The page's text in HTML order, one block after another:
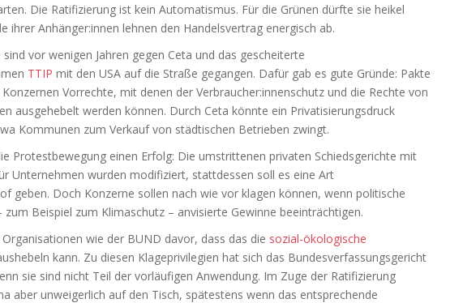
Die Ratifizierung ist kein Automatismus. Für die Grünen dürfte sie heikel
ihrer Anhänger:innen lehnen den Handelsvertrag energisch ab.
vor wenigen Jahren gegen Ceta und das gescheiterte
TTIP mit den USA auf die Straße gegangen. Dafür gab es gute Gründe: Pakte
Vorrechte, mit denen der Verbraucher:innenschutz und die Rechte von
ausgehebelt werden können. Durch Ceta könnte ein Privatisierungsdruck
Kommunen zum Verkauf von städtischen Betrieben zwingt.
Protestbewegung einen Erfolg: Die umstrittenen privaten Schiedsgerichte mit
Unternehmen wurden modifiziert, stattdessen soll es eine Art
geben. Doch Konzerne sollen nach wie vor klagen können, wenn politische
zum Beispiel zum Klimaschutz – anvisierte Gewinne beeinträchtigen.
wie der BUND davor, dass das die sozial-ökologische
kann. Zu diesen Klageprivilegien hat sich das Bundesverfassungsgericht
sie sind nicht Teil der vorläufigen Anwendung. Im Zuge der Ratifizierung
aber unweigerlich auf den Tisch, spätestens wenn das entsprechende